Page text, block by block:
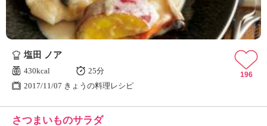
塩田 ノア
430kcal
25分
2017/11/07 きょうの料理レシピ
196
さつまいものサラダ